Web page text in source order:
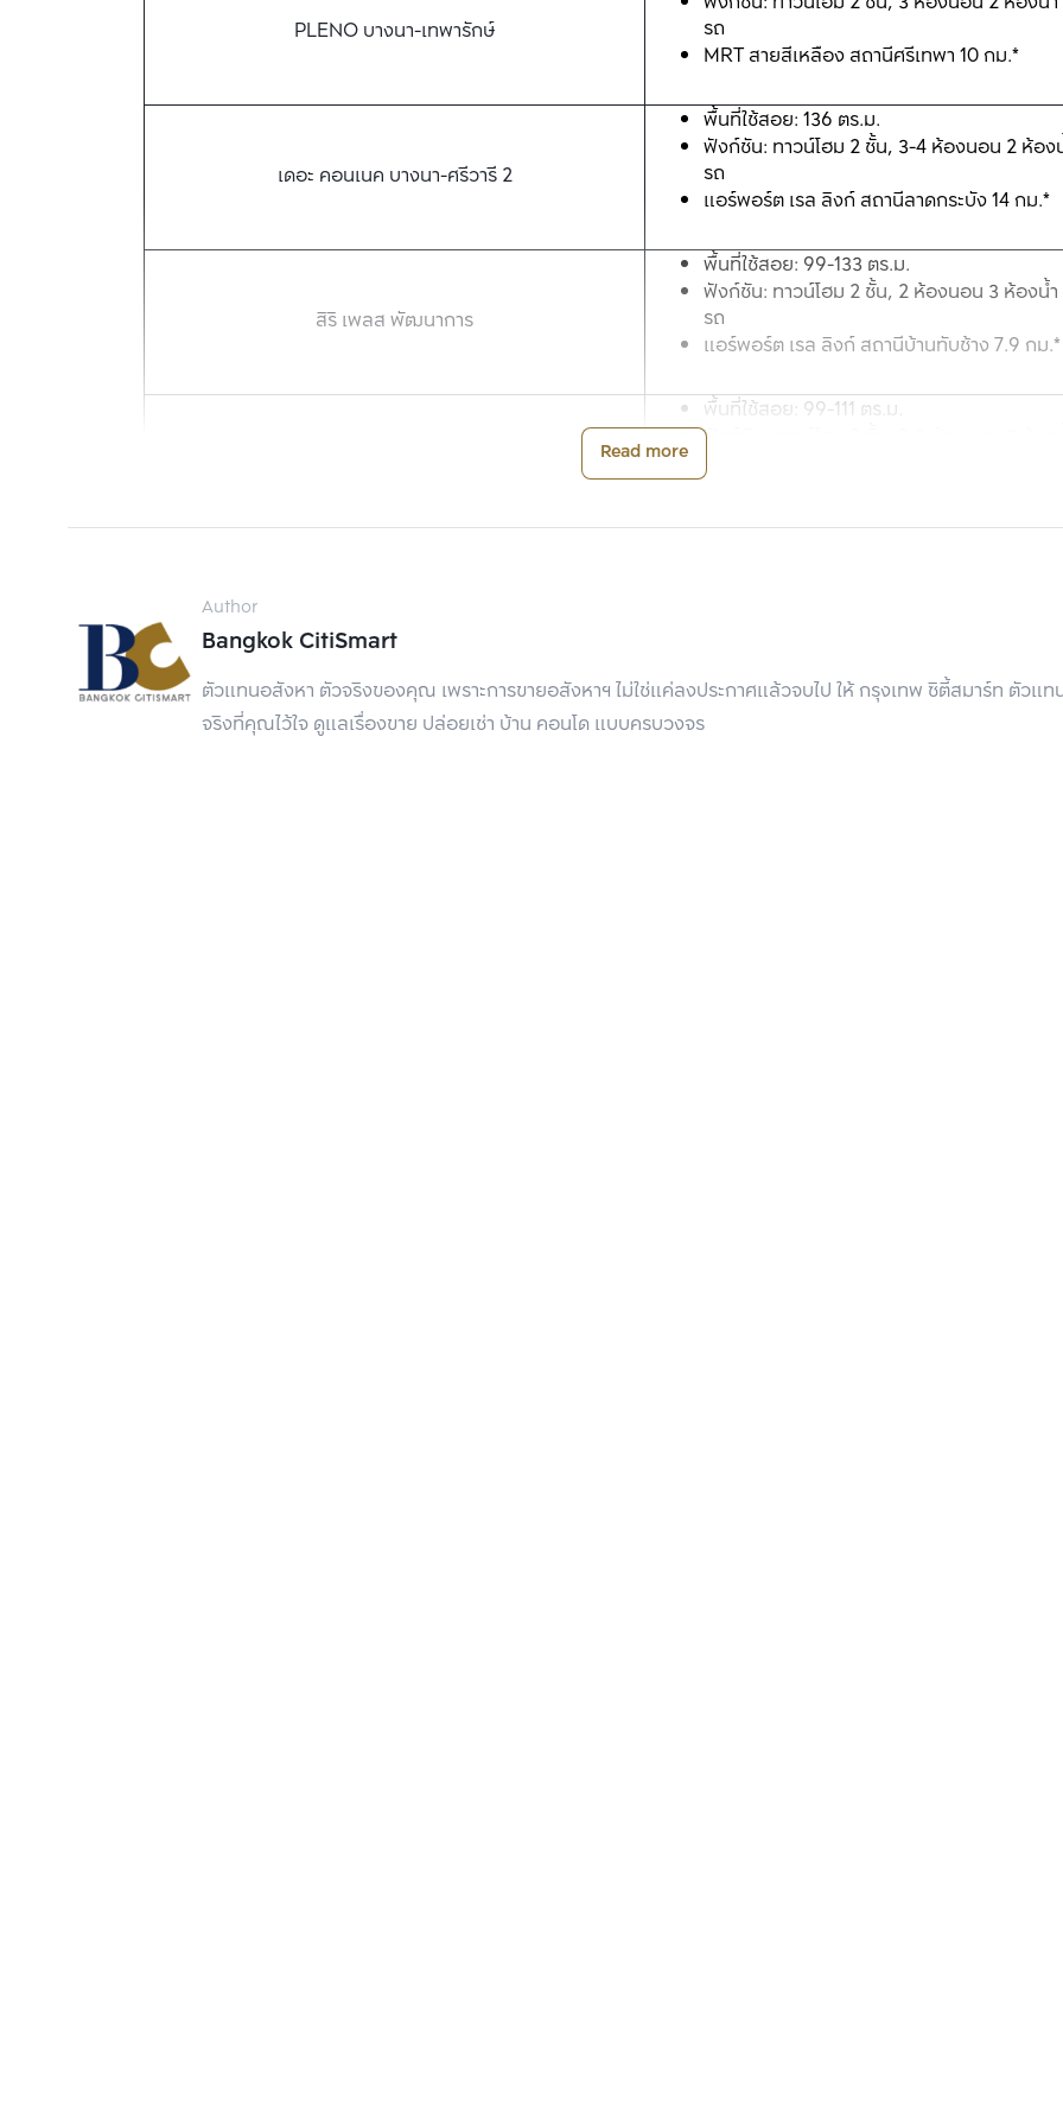
PLENO บางนา-เทพารักษ์
รถ
MRT สายสีเหลือง สถานีศรีเทพา 10 กม.*
เดอะ คอนเนค บางนา-ศรีวารี 2
พื้นที่ใช้สอย: 136 ตร.ม.
ฟังก์ชัน: ทาวน์โฮม 2 ชั้น, 3-4 ห้องนอน 2 ห้อง
รถ
แอร์พอร์ต เรล ลิงก์ สถานีลาดกระบัง 14 กม.*
สิริ เพลส พัฒนาการ
พื้นที่ใช้สอย: 99-133 ตร.ม.
ฟังก์ชัน: ทาวน์โฮม 2 ชั้น, 2 ห้องนอน 3 ห้องน้ำ
รถ
แอร์พอร์ต เรล ลิงก์ สถานีบ้านทับช้าง 7.9 กม.*
พื้นที่ใช้สอย: 99-111 ตร.ม.
ฟังก์ชัน: ทาวน์โฮม 2 ชั้น, 2-3 ห้องนอน 3 ห้องน้
จอดรถ
1. PLENO สุขุมวิท-บางนา 3
Read more
Author
Bangkok CitiSmart
ตัวแทนอสังหา ตัวจริงของคุณ เพราะการขายอสังหาฯ ไม่ใช่แค่ลงประกาศแล้วจบไป ให้ กรุงเทพ ซิตี้สมาร์ท ตัวแ
จริงที่คุณไว้ใจ ดูแลเรื่องขาย ปล่อยเช่า บ้าน คอนโด แบบครบวงจร